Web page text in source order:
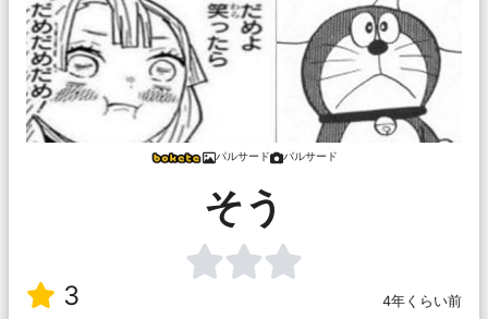
パルサード パルサード
そう
3 4年くらい前